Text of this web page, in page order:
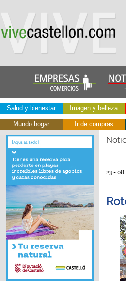
Salud y bienestar Imagen y belleza
Mundo hogar Ir de compras
23 - 08